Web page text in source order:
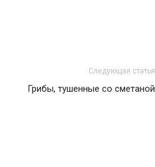
Следующая статья
Грибы, тушенные со сметаной